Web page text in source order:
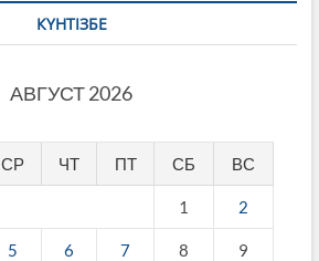
КҮНТІЗБЕ
АВГУСТ 2026
СР ЧТ ПТ СБ ВС
1 2
5 6 7 8 9